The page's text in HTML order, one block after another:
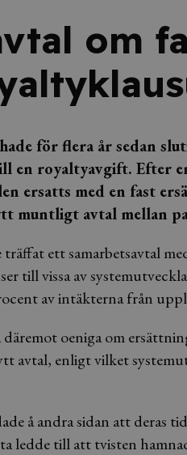
om
för flera år sedan
en royaltyavgift. Efter
ersatts med en fast
muntligt avtal mellan
ett samarbetsavtal
till vissa av
av intäkterna från
oeniga om
avtal, enligt vilket
å andra sidan att deras
ledde till att tvisten